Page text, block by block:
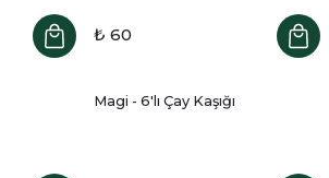
₺ 60
Magi - 6'lı Çay Kaşığı